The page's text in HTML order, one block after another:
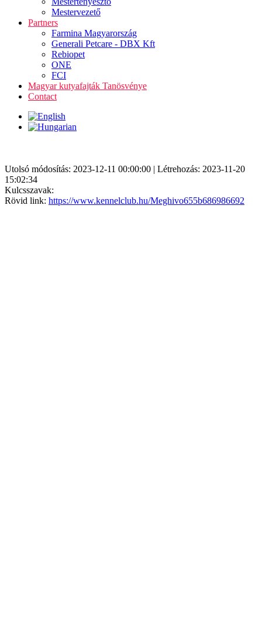
Mestervezető
Partners
Farmina Magyarország
Generali Petcare - DBX Kft
Rebiopet
ONE
FCI
Magyar kutyafajták Tanösvénye
Contact
Utolsó módosítás: 2023-12-11 00:00:00 | Létrehozás: 2023-11-20
15:02:34
Kulcsszavak:
Rövid link: https://www.kennelclub.hu/Meghivo655b686986692